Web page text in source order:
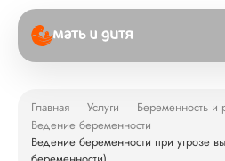
Главная Услуги
Беременность и
Ведение беременности
Ведение беременности при угрозе